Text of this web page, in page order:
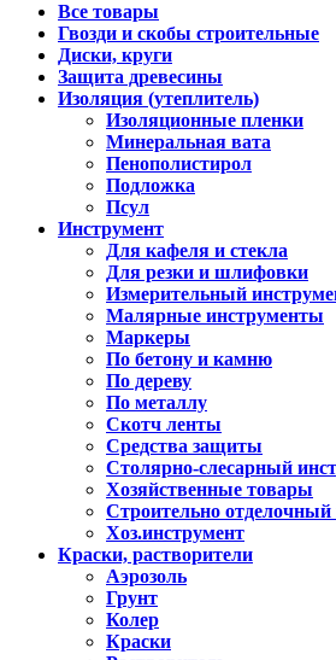
Все товары
Гвозди и скобы строительные
Диски, круги
Защита древесины
Изоляция (утеплитель)
Изоляционные пленки
Минеральная вата
Пенополистирол
Подложка
Псул
Инструмент
Для кафеля и стекла
Для резки и шлифовки
Измерительный
Малярные инструменты
Маркеры
По бетону и камню
По дереву
По металлу
Скотч ленты
Средства защиты
Столярно-слесарный
Хозяйственные товары
Строительно отделочный
Хоз.инструмент
Краски, растворители
Аэрозоль
Грунт
Колер
Краски